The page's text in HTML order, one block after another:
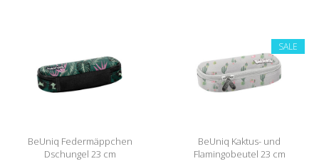
BeUniq Federmäppchen
Dschungel 23 cm
SALE
BeUniq Kaktus- und
Flamingobeutel 23 cm